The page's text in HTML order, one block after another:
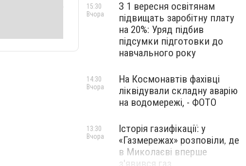
З 1 вересня освітянам
підвищать заробітну плату
на 20%: Уряд підбив
підсумки підготовки до
навчального року
15:30
Вчора
На Космонавтів фахівці
ліквідували складну аварію
на водомережі, - ФОТО
14:30
Вчора
Історія газифікації: у
«Газмережах» розповіли, де
в Миколаєві вперше
з'явився газ
13:30
Вчора